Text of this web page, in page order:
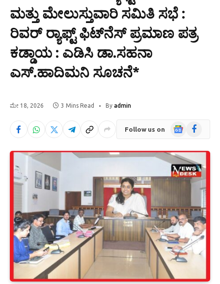
ಮತ್ತು ಮೇಲುಸ್ತುವಾರಿ ಸಮಿತಿ ಸಭೆ :
ರಿವರ್ ರ‍್ಯಾಫ್ಟ್ ಫಿಟ್‌ನೆಸ್ ಪ್ರಮಾಣ ಪತ್ರ
ಕಡ್ಡಾಯ : ಎಡಿಸಿ ಡಾ.ಸಹನಾ
ಎಸ್.ಹಾದಿಮನಿ ಸೂಚನೆ*
ಮೇ 18, 2026 3 Mins Read By admin
Follow us on
GoogleFacebook